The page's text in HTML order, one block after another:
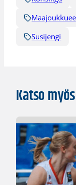
Susijengi
Katso myös